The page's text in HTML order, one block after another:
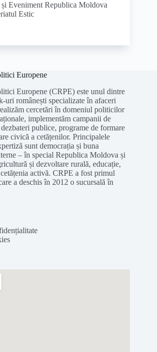
Eveniment Republica Moldova
Estic
Europene
Europene (CRPE) este unul dintre
uri românești specializate în afaceri
cercetări în domeniul politicilor
implementăm campanii de
publice, programe de formare
civică a cetățenilor. Principalele
sunt democrația și buna
– în special Republica Moldova și
și dezvoltare rurală, educație,
activă. CRPE a fost primul
a deschis în 2012 o sucursală în